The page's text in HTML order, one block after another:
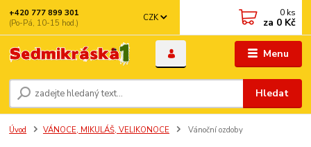
Menu
CZK
Hledat
+420 777 899 301
(Po-Pá, 10-15 hod.)
0 ks
za 0 Kč
Úvod VÁNOCE, MIKULÁŠ, VELIKONOCE Vánoční ozdoby